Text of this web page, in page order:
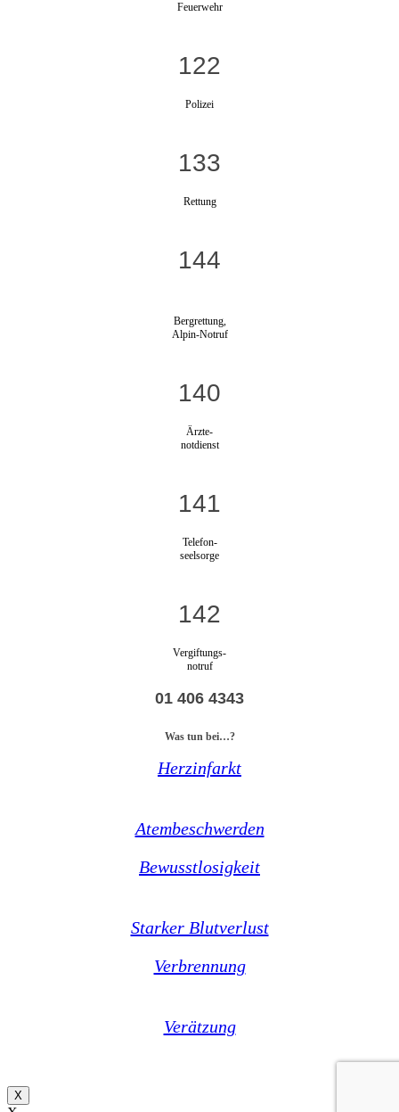
Feuerwehr
122
Polizei
133
Rettung
144
Bergrettung,
Alpin-Notruf
140
Ärzte-
notdienst
141
Telefon-
seelsorge
142
Vergiftungs-
notruf
01 406 4343
Was tun bei…?
Herzinfarkt
Atembeschwerden
Bewusstlosigkeit
Starker Blutverlust
Verbrennung
Verätzung
X